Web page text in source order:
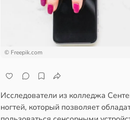
© Freepik.com
Исследователи из колледжа
ногтей, который позволяет